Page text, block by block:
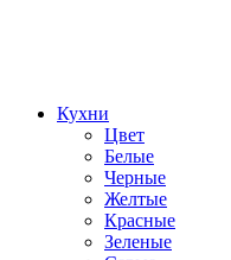
Кухни
Цвет
Белые
Черные
Желтые
Красные
Зеленые